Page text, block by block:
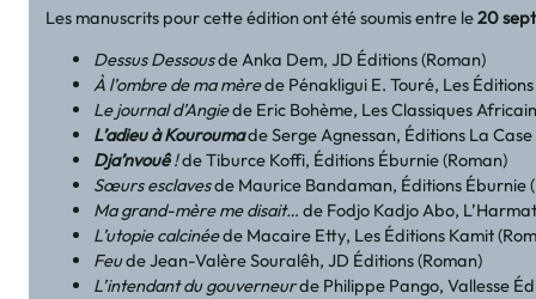
Les manuscrits pour cette édition ont été soumis entre le20
Dessus Dessousde Anka Dem, JD Éditions (Roman)
À l’ombre de ma mèrede Pénakligui E. Touré, Les
Le journal d’Angiede Eric Bohème, Les Classiques
L’adieu à Kouroumade Serge Agnessan, Éditions La Case
Dja’nvouê!de Tiburce Koffi, Éditions Éburnie (Roman)
Sœurs esclavesde Maurice Bandaman, Éditions Éburnie
Ma grand-mère me disait… de Fodjo Kadjo Abo,
L’utopie calcinéede Macaire Etty, Les Éditions Kamit
Feude Jean-Valère Souralêh, JD Éditions (Roman)
L’intendant du gouverneurde Philippe Pango, Vallesse